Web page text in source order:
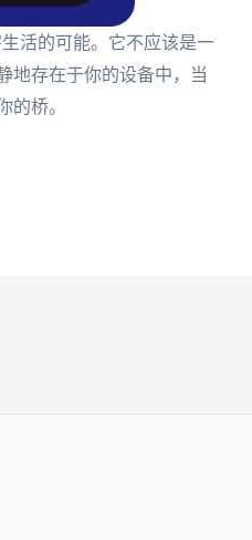
活的可能。它不应该是一
地存在于你的设备中，当
的桥。